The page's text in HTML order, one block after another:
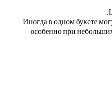
Иногда в одном букете
особенно при